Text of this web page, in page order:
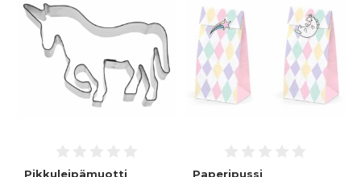
Pikkuleipämuotti
Paperipussi